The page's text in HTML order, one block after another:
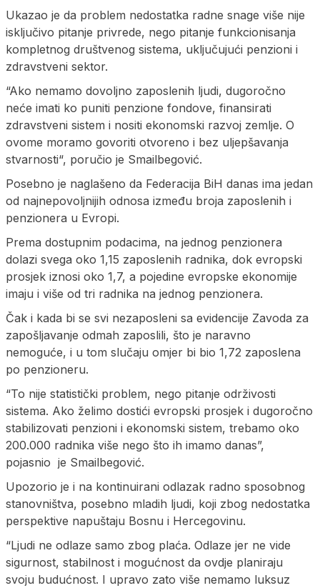
Ukazao je da problem nedostatka radne snage više nije
isključivo pitanje privrede, nego pitanje funkcionisanja
kompletnog društvenog sistema, uključujući penzioni i
zdravstveni sektor.
“Ako nemamo dovoljno zaposlenih ljudi, dugoročno
neće imati ko puniti penzione fondove, finansirati
zdravstveni sistem i nositi ekonomski razvoj zemlje. O
ovome moramo govoriti otvoreno i bez uljepšavanja
stvarnosti“, poručio je Smailbegović.
Posebno je naglašeno da Federacija BiH danas ima jedan
od najnepovoljnijih odnosa između broja zaposlenih i
penzionera u Evropi.
Prema dostupnim podacima, na jednog penzionera
dolazi svega oko 1,15 zaposlenih radnika, dok evropski
prosjek iznosi oko 1,7, a pojedine evropske ekonomije
imaju i više od tri radnika na jednog penzionera.
Čak i kada bi se svi nezaposleni sa evidencije Zavoda za
zapošljavanje odmah zaposlili, što je naravno
nemoguće, i u tom slučaju omjer bi bio 1,72 zaposlena
po penzioneru.
“To nije statistički problem, nego pitanje održivosti
sistema. Ako želimo dostići evropski prosjek i dugoročno
stabilizovati penzioni i ekonomski sistem, trebamo oko
200.000 radnika više nego što ih imamo danas”,
pojasnio je Smailbegović.
Upozorio je i na kontinuirani odlazak radno sposobnog
stanovništva, posebno mladih ljudi, koji zbog nedostatka
perspektive napuštaju Bosnu i Hercegovinu.
“Ljudi ne odlaze samo zbog plaća. Odlaze jer ne vide
sigurnost, stabilnost i mogućnost da ovdje planiraju
svoju budućnost. I upravo zato više nemamo luksuz